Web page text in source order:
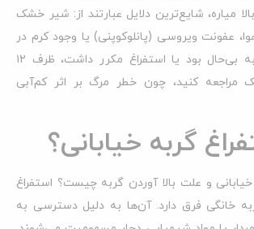
میاره، شایع‌ترین دلایل عبارتند از: شیر خشک
عفونت ویروسی (پانلوکوپنی) یا وجود کرم در
معده. اگر بچه گربه بی‌حال بود یا استفراغ مکرر داشت، ظرف ۱۲
مراجعه کنید، چون خطر مرگ بر اثر کم‌آبی
گربه خیابانی؟
و علت بالا آوردن گربه چیست؟ استفراغ
خانگی فرق دارد. آن‌ها به دلیل دسترسی به